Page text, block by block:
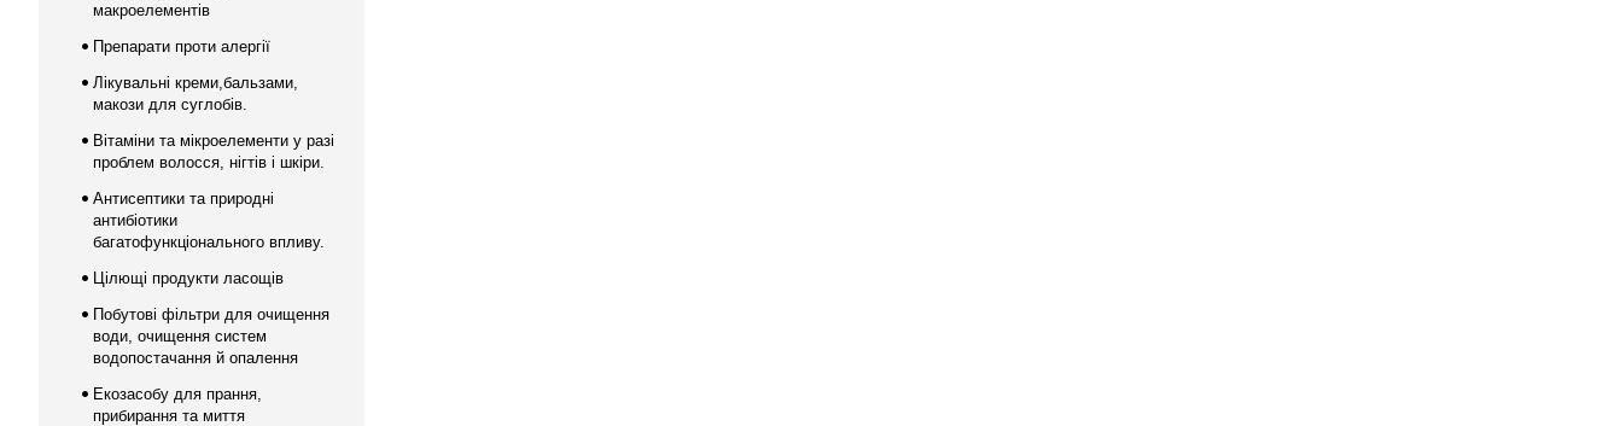
макроелементів
Препарати проти алергії
Лікувальні креми,бальзами,
макози для суглобів.
Вітаміни та мікроелементи у разі
проблем волосся, нігтів і шкіри.
Антисептики та природні
антибіотики
багатофункціонального впливу.
Цілющі продукти ласощів
Побутові фільтри для очищення
води, очищення систем
водопостачання й опалення
Екозасобу для прання,
прибирання та миття